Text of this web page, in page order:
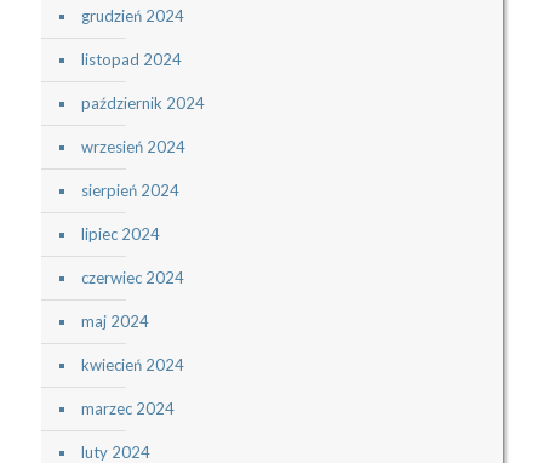
grudzień 2024
listopad 2024
październik 2024
wrzesień 2024
sierpień 2024
lipiec 2024
czerwiec 2024
maj 2024
kwiecień 2024
marzec 2024
luty 2024